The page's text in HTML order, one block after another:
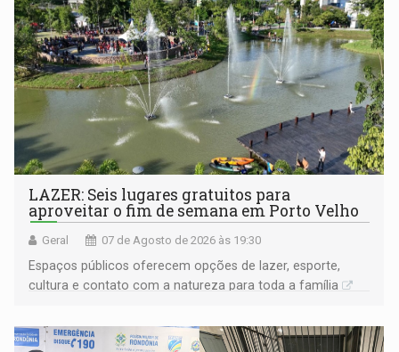
LAZER: Seis lugares gratuitos para
aproveitar o fim de semana em Porto Velho
Geral 07 de Agosto de 2026 às 19:30
Espaços públicos oferecem opções de lazer, esporte,
cultura e contato com a natureza para toda a família